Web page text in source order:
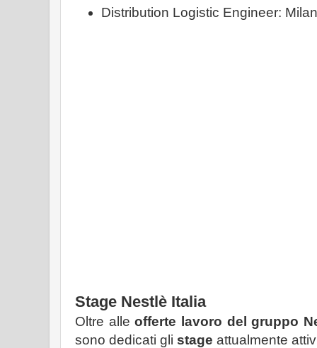
Distribution Logistic Engineer:
Stage Nestlè Italia
Oltre alleofferte lavoro del gruppo
sono dedicati gli stage attualmente